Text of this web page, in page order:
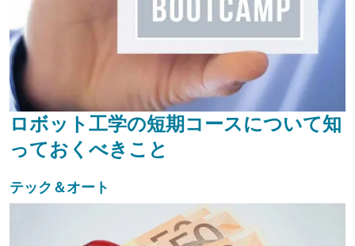
ロボット工学の短期コースについて知
っておくべきこと
テック＆オート